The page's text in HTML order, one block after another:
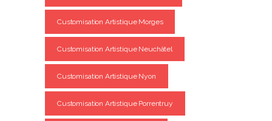
Customisation Artistique Morges
Customisation Artistique Neuchâtel
Customisation Artistique Nyon
Customisation Artistique Porrentruy